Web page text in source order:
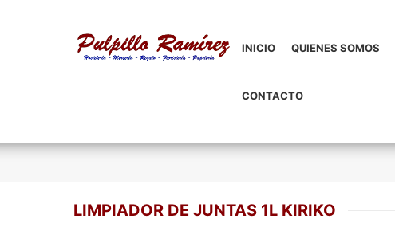
INICIO QUIENES SOMOS
CONTACTO
LIMPIADOR DE JUNTAS 1L KIRIKO